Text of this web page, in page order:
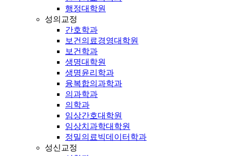
행정대학원
성의교정
간호학과
보건의료경영대학원
보건학과
생명대학원
생명윤리학과
융복합의과학과
의과학과
의학과
임상간호대학원
임상치과학대학원
정밀의료빅데이터학과
성신교정